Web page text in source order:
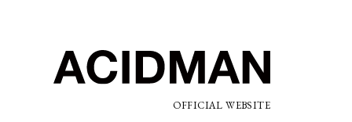
OFFICIAL WEBSITE